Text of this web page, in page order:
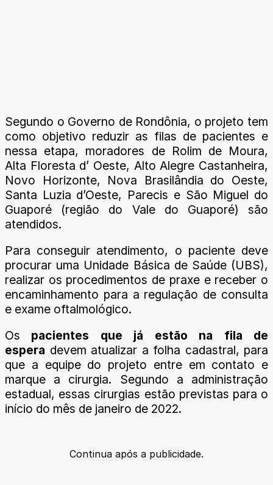
Segundo o Governo de Rondônia, o projeto tem
como objetivo reduzir as filas de pacientes e
nessa etapa, moradores de Rolim de Moura,
Alta Floresta d’ Oeste, Alto Alegre Castanheira,
Novo Horizonte, Nova Brasilândia do Oeste,
Santa Luzia d’Oeste, Parecis e São Miguel do
Guaporé (região do Vale do Guaporé) são
atendidos.
Para conseguir atendimento, o paciente deve
procurar uma Unidade Básica de Saúde (UBS),
realizar os procedimentos de praxe e receber o
encaminhamento para a regulação de consulta
e exame oftalmológico.
Os pacientes que já estão na fila de
espera devem atualizar a folha cadastral, para
que a equipe do projeto entre em contato e
marque a cirurgia. Segundo a administração
estadual, essas cirurgias estão previstas para o
início do mês de janeiro de 2022.
Continua após a publicidade.